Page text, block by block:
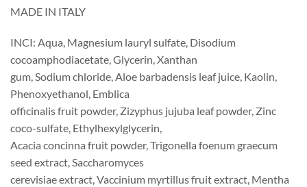
MADE IN ITALY
INCI: Aqua, Magnesium lauryl sulfate, Disodium
cocoamphodiacetate, Glycerin, Xanthan
gum, Sodium chloride, Aloe barbadensis leaf juice, Kaolin,
Phenoxyethanol, Emblica
officinalis fruit powder, Zizyphus jujuba leaf powder, Zinc
coco-sulfate, Ethylhexylglycerin,
Acacia concinna fruit powder, Trigonella foenum graecum
seed extract, Saccharomyces
cerevisiae extract, Vaccinium myrtillus fruit extract, Mentha